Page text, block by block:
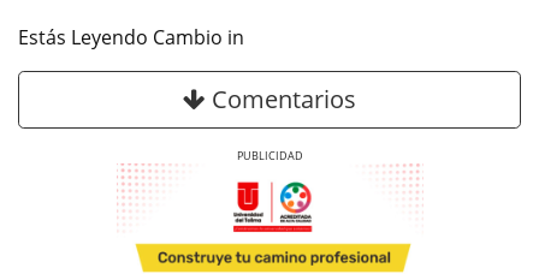
Estás Leyendo Cambio in
Comentarios